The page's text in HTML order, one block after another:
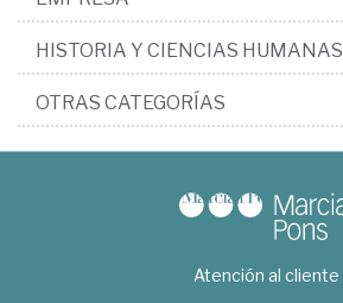
HISTORIA Y CIENCIAS HUMANAS
OTRAS CATEGORÍAS
Atención al cliente